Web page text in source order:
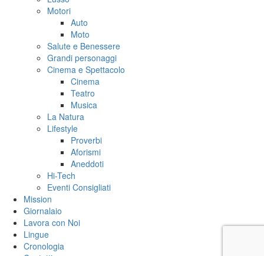
Motori
Auto
Moto
Salute e Benessere
Grandi personaggi
Cinema e Spettacolo
Cinema
Teatro
Musica
La Natura
Lifestyle
Proverbi
Aforismi
Aneddoti
Hi-Tech
Eventi Consigliati
Mission
Giornalaio
Lavora con Noi
Lingue
Cronologia